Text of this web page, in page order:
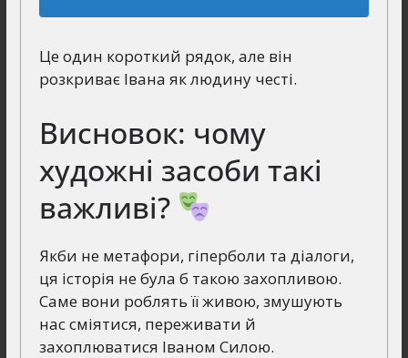
Це один короткий рядок, але він
розкриває Івана як людину честі.
Висновок: чому
художні засоби такі
важливі?
Якби не метафори, гіперболи та діалоги,
ця історія не була б такою захопливою.
Саме вони роблять її живою, змушують
нас сміятися, переживати й
захоплюватися Іваном Силою.